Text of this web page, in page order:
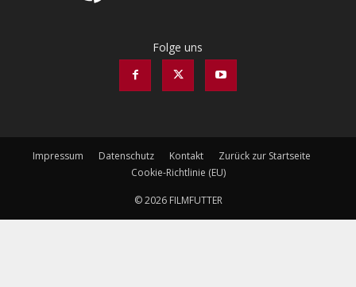
Folge uns
Impressum Datenschutz Kontakt
Zurück zur Startseite
Cookie-Richtlinie (EU)
© 2026 FILMFUTTER